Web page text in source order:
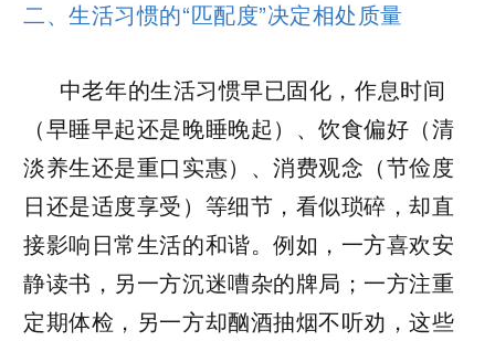
二、生活习惯的“匹配度”决定相处质量
中老年的生活习惯早已固化，作息时间
（早睡早起还是晚睡晚起）、饮食偏好（清
淡养生还是重口实惠）、消费观念（节俭度
日还是适度享受）等细节，看似琐碎，却直
接影响日常生活的和谐。例如，一方喜欢安
静读书，另一方沉迷嘈杂的牌局；一方注重
定期体检，另一方却酗酒抽烟不听劝，这些